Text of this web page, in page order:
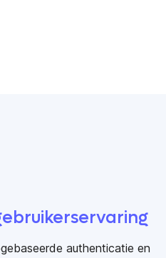
authenticatie en